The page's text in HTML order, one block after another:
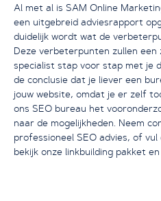
Al met al is SAM Online
een uitgebreid adviesrapport
duidelijk wordt wat de
Deze verbeterpunten zullen
specialist stap voor stap met je
de conclusie dat je liever een
jouw website, omdat je er zelf
ons SEO bureau het
naar de mogelijkheden. Neem
professioneel SEO advies, of
bekijk onze linkbuilding pakket en